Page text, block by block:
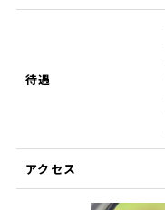
待遇
アクセス